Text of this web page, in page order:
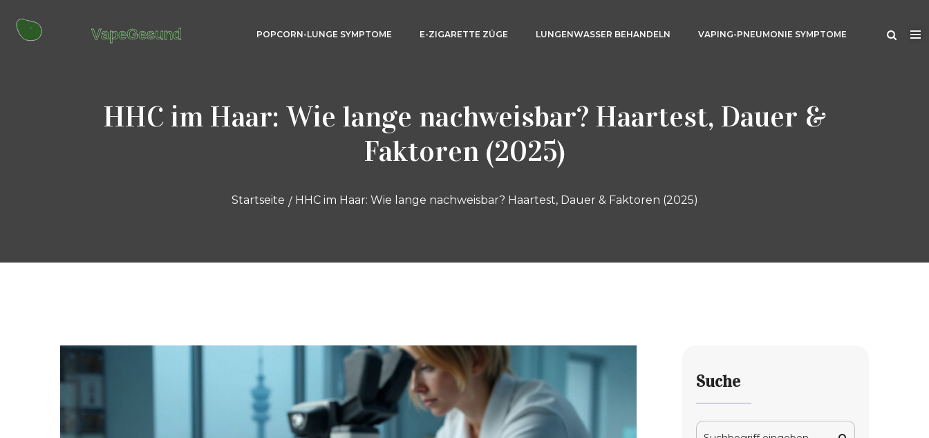
POPCORN-LUNGE SYMPTOME E-ZIGARETTE ZÜGE LUNGENWASSER BEHANDELN VAPING-PNEUMONIE SYMPTOME
HHC im Haar: Wie lange nachweisbar? Haartest, Dauer &
Faktoren (2025)
Startseite HHC im Haar: Wie lange nachweisbar? Haartest, Dauer & Faktoren (2025)
Suche